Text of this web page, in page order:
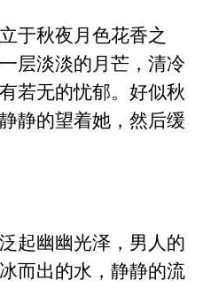
于秋夜月色花香之
层淡淡的月芒，清冷
若无的忧郁。好似秋
静的望着她，然后缓
起幽幽光泽，男人的
而出的水，静静的流